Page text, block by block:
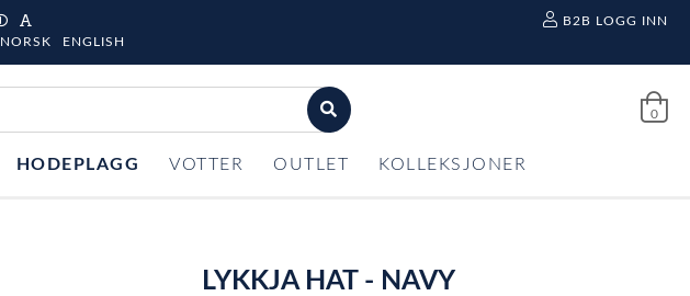
NORSK ENGLISH
B2B LOGG INN
0
HODEPLAGG VOTTER OUTLET KOLLEKSJONER
LYKKJA HAT - NAVY